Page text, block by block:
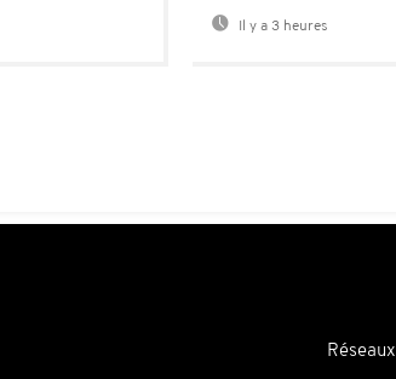
Il y a 3 heures